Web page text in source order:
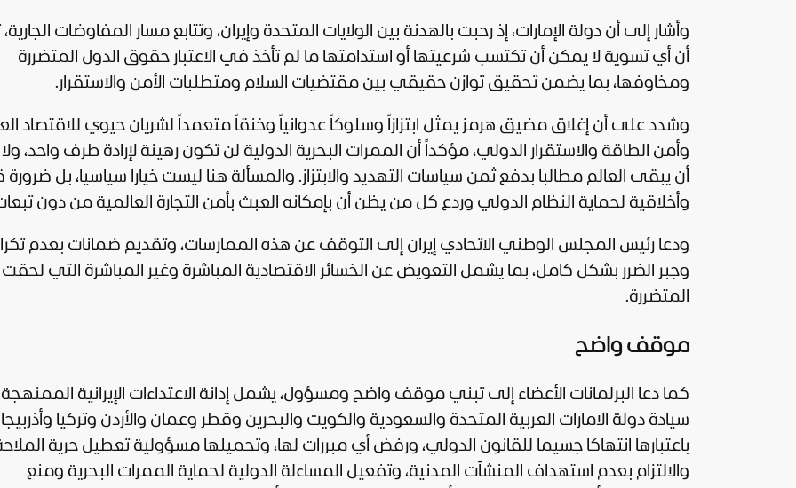
وأشار إلى أن دولة الإمارات، إذ رحبت بالهدنة بين الولايات المتحدة وإيران، وتتابع مسار المفاوضات
أن أي تسوية لا يمكن أن تكتسب شرعيتها أو استدامتها ما لم تأخذ في الاعتبار حقوق الدول المتضررة
ومخاوفها، بما يضمن تحقيق توازن حقيقي بين مقتضيات السلام ومتطلبات الأمن والاستقرار.
وشدد على أن إغلاق مضيق هرمز يمثل ابتزازاً وسلوكاً عدوانياً وخنقاً متعمداً لشريان حيوي للاقتصاد
وأمن الطاقة والاستقرار الدولي، مؤكداً أن الممرات البحرية الدولية لن تكون رهينة لإرادة طرف واحد،
أن يبقى العالم مطالبا بدفع ثمن سياسات التهديد والابتزاز. والمسألة هنا ليست خيارا سياسيا، بل ضرورة
وأخلاقية لحماية النظام الدولي وردع كل من يظن أن بإمكانه العبث بأمن التجارة العالمية من دون
ودعا رئيس المجلس الوطني الاتحادي إيران إلى التوقف عن هذه الممارسات، وتقديم ضمانات بعدم
وجبر الضرر بشكل كامل، بما يشمل التعويض عن الخسائر الاقتصادية المباشرة وغير المباشرة التي لحقت
المتضررة.
موقف واضح
كما دعا البرلمانات الأعضاء إلى تبني موقف واضح ومسؤول، يشمل إدانة الاعتداءات الإيرانية
سيادة دولة الامارات العربية المتحدة والسعودية والكويت والبحرين وقطر وعمان والأردن وتركيا
باعتبارها انتهاكا جسيما للقانون الدولي، ورفض أي مبررات لها، وتحميلها مسؤولية تعطيل حرية
والالتزام بعدم استهداف المنشآت المدنية، وتفعيل المساءلة الدولية لحماية الممرات البحرية ومنع